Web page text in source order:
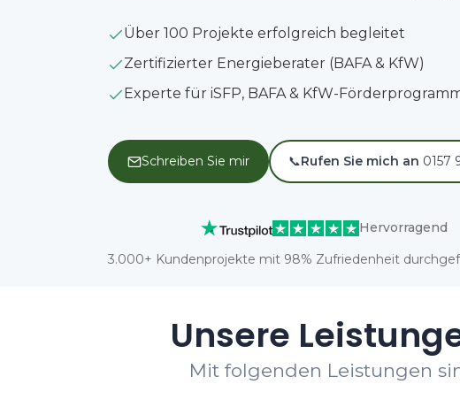
Über 100 Projekte erfolgreich begleitet
Zertifizierter Energieberater (BAFA & KfW)
Experte für iSFP, BAFA & KfW-
Schreiben Sie mir 📞Rufen Sie mich an 0157
Hervorragend
3.000+ Kundenprojekte mit 98% Zufriedenheit
Unsere
Mit folgenden Leistungen